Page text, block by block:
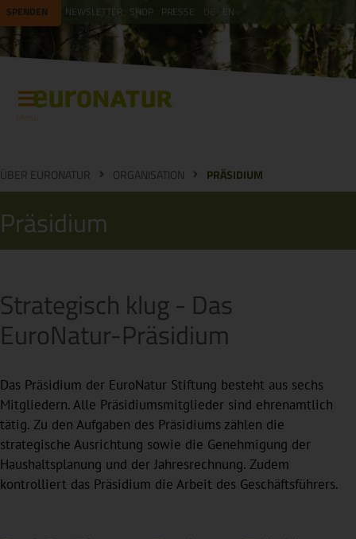
SPENDEN NEWSLETTER SHOP PRESSE EN
ÜBER EURONATUR ORGANISATION PRÄSIDIUM
Präsidium
Strategisch klug - Das
EuroNatur-Präsidium
Das Präsidium der EuroNatur Stiftung besteht aus sechs
Mitgliedern. Alle Präsidiumsmitglieder sind ehrenamtlich
tätig. Zu den Aufgaben des Präsidiums zählen die
strategische Ausrichtung sowie die Genehmigung der
Haushaltsplanung und der Jahresrechnung. Zudem
kontrolliert das Präsidium die Arbeit des Geschäftsführers.